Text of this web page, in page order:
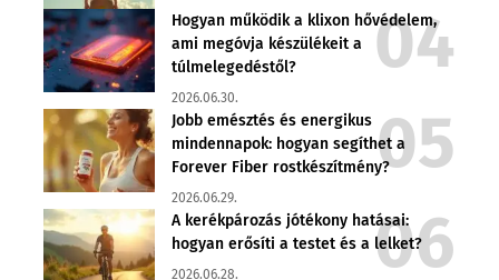
Hogyan működik a klixon hővédelem,
ami megóvja készülékeit a
túlmelegedéstől?
2026.06.30.
Jobb emésztés és energikus
mindennapok: hogyan segíthet a
Forever Fiber rostkészítmény?
2026.06.29.
A kerékpározás jótékony hatásai:
hogyan erősíti a testet és a lelket?
2026.06.28.